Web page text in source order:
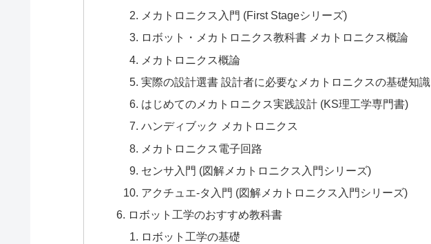
メカトロニクス入門 (First Stageシリーズ)
ロボット・メカトロニクス教科書 メカトロニクス概論
メカトロニクス概論
実際の設計選書 設計者に必要なメカトロニクスの基礎知識
はじめてのメカトロニクス実践設計 (KS理工学専門書)
ハンディブック メカトロニクス
メカトロニクス電子回路
センサ入門 (図解メカトロニクス入門シリーズ)
アクチュエ-タ入門 (図解メカトロニクス入門シリーズ)
ロボット工学のおすすめ教科書
ロボット工学の基礎